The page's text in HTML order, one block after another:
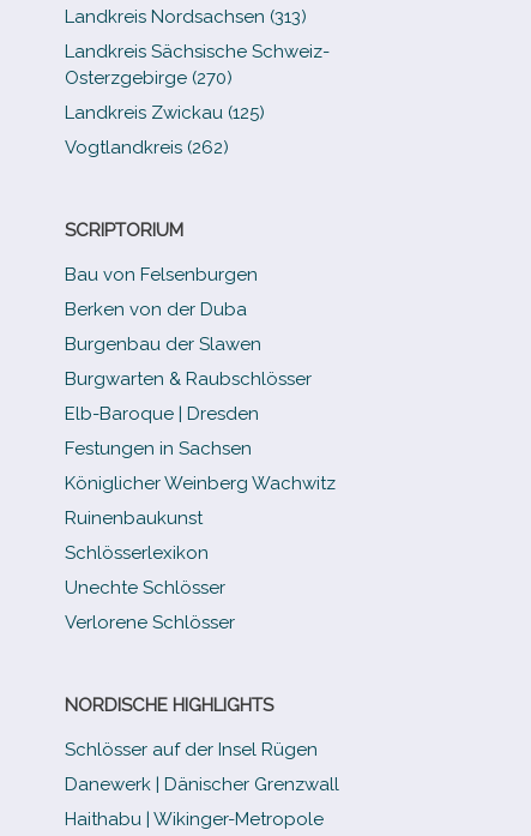
Landkreis Nordsachsen (313)
Landkreis Sächsische Schweiz-​
Osterzgebirge (270)
Landkreis Zwickau (125)
Vogtlandkreis (262)
SCRIPTORIUM
Bau von Felsenburgen
Berken von der Duba
Burgenbau der Slawen
Burgwarten & Raubschlösser
Elb-​Baroque | Dresden
Festungen in Sachsen
Königlicher Weinberg Wachwitz
Ruinenbaukunst
Schlösserlexikon
Unechte Schlösser
Verlorene Schlösser
NORDISCHE HIGHLIGHTS
Schlösser auf der Insel Rügen
Danewerk | Dänischer Grenzwall
Haithabu | Wikinger-Metropole